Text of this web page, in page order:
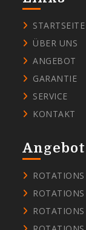
STARTSEITE
ÜBER UNS
ANGEBOT
GARANTIE
SERVICE
KONTAKT
Angebot